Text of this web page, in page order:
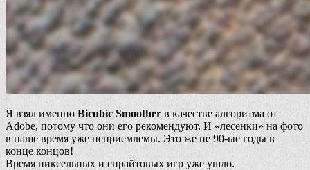
Я взял именно Bicubic Smoother в качестве алгоритма от
Adobe, потому что они его рекомендуют. И «лесенки» на фото
в наше время уже неприемлемы. Это же не 90-ые годы в
конце концов!
Время пиксельных и спрайтовых игр уже ушло.